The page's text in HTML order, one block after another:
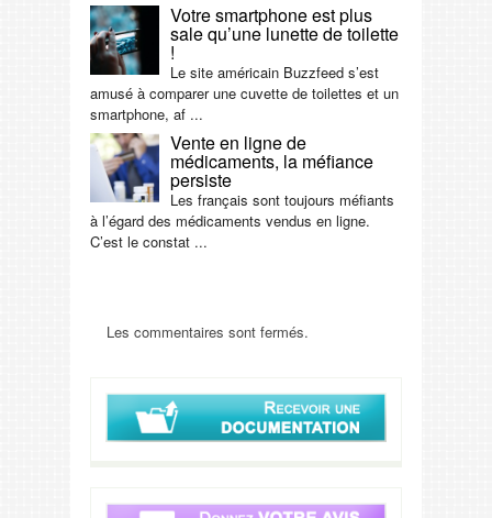
Votre smartphone est plus
sale qu’une lunette de toilette
!
Le site américain Buzzfeed s’est
amusé à comparer une cuvette de toilettes et un
smartphone, af ...
Vente en ligne de
médicaments, la méfiance
persiste
Les français sont toujours méfiants
à l’égard des médicaments vendus en ligne.
C’est le constat ...
Les commentaires sont fermés.